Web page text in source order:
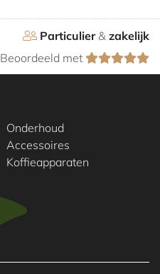
Particulier& zakelijk
Beoordeeld met
Onderhoud
Accessoires
Koffieapparaten